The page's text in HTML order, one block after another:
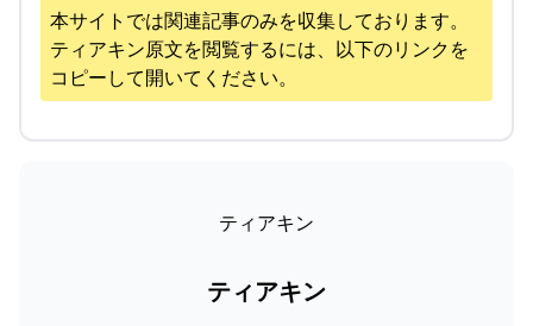
本サイトでは関連記事のみを収集しております。
ティアキン原文を閲覧するには、以下のリンクを
コピーして開いてください。
ティアキン
ティアキン